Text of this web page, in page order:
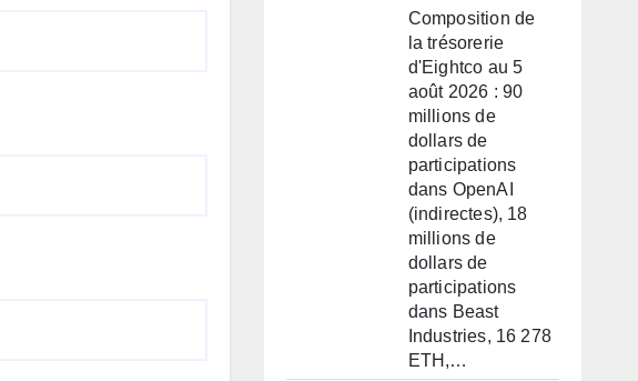
Composition de
la trésorerie
d'Eightco au 5
août 2026 : 90
millions de
dollars de
participations
dans OpenAI
(indirectes), 18
millions de
dollars de
participations
dans Beast
Industries, 16 278
ETH,…